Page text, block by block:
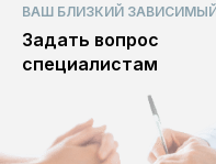
ВАШ БЛИЗКИЙ
Задать вопрос
специалистам